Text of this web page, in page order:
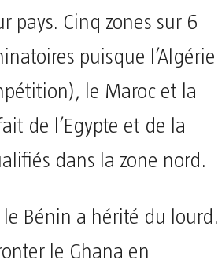
pays. Cinq zones sur 6
puisque l’Algérie
le Maroc et la
de l’Egypte et de la
dans la zone nord.
le Bénin a hérité du lourd.
le Ghana en